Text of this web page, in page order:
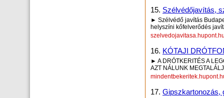
15. Szélvédőjavítás,
► Szélvédő javítás
helyszíni kőfelverődés
16. KÓTAJI
► A DRÓTKERITÉS A
AZT NÁLUNK
17. Gipszkartonozás,